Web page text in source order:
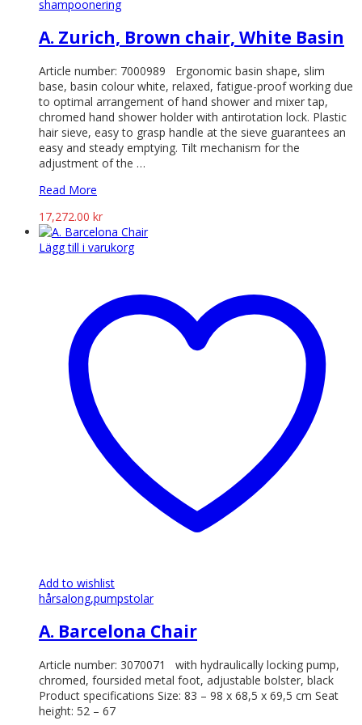
shampoonering
A. Zurich, Brown chair, White Basin
Article number: 7000989 Ergonomic basin shape, slim
base, basin colour white, relaxed, fatigue-proof working due
to optimal arrangement of hand shower and mixer tap,
chromed hand shower holder with antirotation lock. Plastic
hair sieve, easy to grasp handle at the sieve guarantees an
easy and steady emptying. Tilt mechanism for the
adjustment of the …
Read More
17,272.00 kr
Lägg till i varukorg
Add to wishlist
hårsalong,pumpstolar
A. Barcelona Chair
Article number: 3070071 with hydraulically locking pump,
chromed, foursided metal foot, adjustable bolster, black
Product specifications Size: 83 – 98 x 68,5 x 69,5 cm Seat
height: 52 – 67